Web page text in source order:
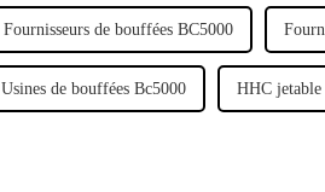
Fournisseurs de bouffées BC5000
Usines de bouffées Bc5000 HHC jetable